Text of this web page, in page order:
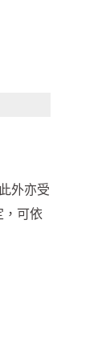
外亦受
可依